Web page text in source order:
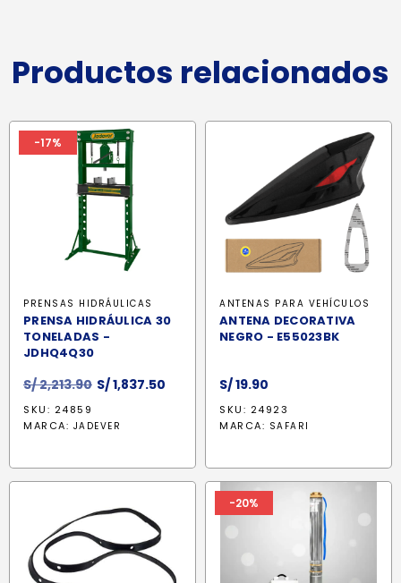
Productos relacionados
-17%
PRENSAS HIDRÁULICAS
PRENSA HIDRÁULICA 30
TONELADAS -
JDHQ4Q30
S/2,213.90 El
original
S/1,837.50
SKU: 24859
MARCA: JADEVER
ANTENAS PARA VEHÍCULOS
ANTENA DECORATIVA
NEGRO - E55023BK
S/19.90
SKU: 24923
MARCA: SAFARI
-20%